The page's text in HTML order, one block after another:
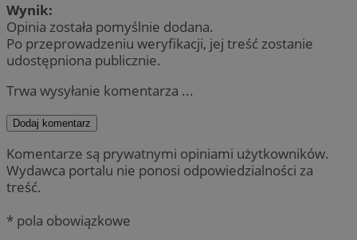
Wynik:
Opinia została pomyślnie dodana.
Po przeprowadzeniu weryfikacji, jej treść zostanie
udostępniona publicznie.
Trwa wysyłanie komentarza ...
Dodaj komentarz
Komentarze są prywatnymi opiniami użytkowników.
Wydawca portalu nie ponosi odpowiedzialności za
treść.
* pola obowiązkowe